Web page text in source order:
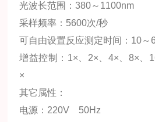
光波长范围：380～1100nm
采样频率：5600次/秒
可自由设置反应测定时间：10～
增益控制：1×、2×、4×、8×、
×
其它属性：
电源：220V 50Hz